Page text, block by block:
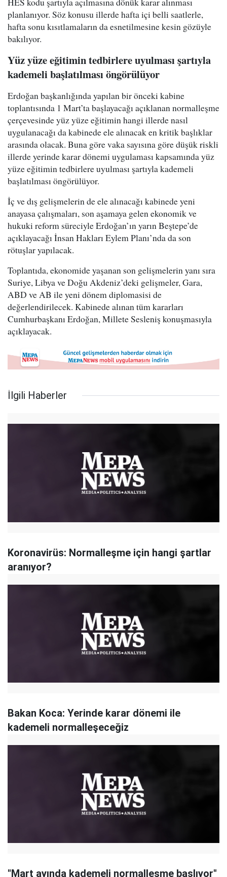
planlanıyor. Söz konusu illerde hafta içi belli saatlerle,
hafta sonu kısıtlamaların da esnetilmesine kesin gözüyle
bakılıyor.
Yüz yüze eğitimin tedbirlere uyulması şartıyla
kademeli başlatılması öngörülüyor
Erdoğan başkanlığında yapılan bir önceki kabine
toplantısında 1 Mart’ta başlayacağı açıklanan normalleşme
çerçevesinde yüz yüze eğitimin hangi illerde nasıl
uygulanacağı da kabinede ele alınacak en kritik başlıklar
arasında olacak. Buna göre vaka sayısına göre düşük riskli
illerde yerinde karar dönemi uygulaması kapsamında yüz
yüze eğitimin tedbirlere uyulması şartıyla kademeli
başlatılması öngörülüyor.
İç ve dış gelişmelerin de ele alınacağı kabinede yeni
anayasa çalışmaları, son aşamaya gelen ekonomik ve
hukuki reform süreciyle Erdoğan’ın yarın Beştepe’de
açıklayacağı İnsan Hakları Eylem Planı’nda da son
rötuşlar yapılacak.
Toplantıda, ekonomide yaşanan son gelişmelerin yanı sıra
Suriye, Libya ve Doğu Akdeniz’deki gelişmeler, Gara,
ABD ve AB ile yeni dönem diplomasisi de
değerlendirilecek. Kabinede alınan tüm kararları
Cumhurbaşkanı Erdoğan, Millete Sesleniş konuşmasıyla
açıklayacak.
İlgili Haberler
Koronavirüs: Normalleşme için hangi şartlar
aranıyor?
Bakan Koca: Yerinde karar dönemi ile
kademeli normalleşeceğiz
"Mart ayında kademeli normalleşme başlıyor"